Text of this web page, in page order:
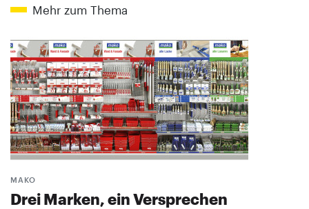
Mehr zum Thema
MAKO
Drei Marken, ein Versprechen